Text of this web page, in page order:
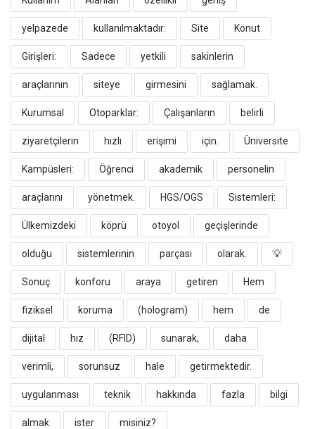
yelpazede kullanılmaktadır: ​Site Konut
Girişleri: Sadece yetkili sakinlerin
araçlarının siteye girmesini sağlamak.
​Kurumsal Otoparklar: Çalışanların belirli
ziyaretçilerin hızlı erişimi için. ​Üniversite
Kampüsleri: Öğrenci akademik personelin
araçlarını yönetmek. ​HGS/OGS Sistemleri:
Ülkemizdeki köprü otoyol geçişlerinde
olduğu sistemlerinin parçası olarak. ​💡
Sonuç konforu araya getiren Hem
fiziksel koruma (hologram) hem de
dijital hız (RFID) sunarak, daha
verimli, sorunsuz hale getirmektedir.
uygulanması teknik hakkında fazla bilgi
almak ister misiniz?